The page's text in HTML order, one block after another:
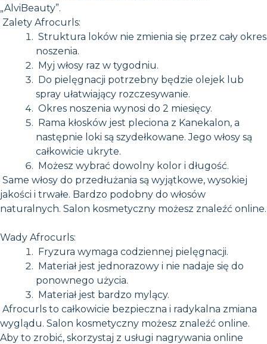
„AlviBeauty”.
Zalety Afrocurls:
Struktura loków nie zmienia się przez cały okres
noszenia.
Myj włosy raz w tygodniu.
Do pielęgnacji potrzebny będzie olejek lub
spray ułatwiający rozczesywanie.
Okres noszenia wynosi do 2 miesięcy.
Rama kłosków jest pleciona z Kanekalon, a
następnie loki są szydełkowane. Jego włosy są
całkowicie ukryte.
Możesz wybrać dowolny kolor i długość.
Same włosy do przedłużania są wyjątkowe, wysokiej
jakości i trwałe. Bardzo podobny do włosów
naturalnych. Salon kosmetyczny możesz znaleźć online.
Wady Afrocurls:
Fryzura wymaga codziennej pielęgnacji.
Materiał jest jednorazowy i nie nadaje się do
ponownego użycia.
Materiał jest bardzo mylący.
Afrocurls to całkowicie bezpieczna i radykalna zmiana
wyglądu. Salon kosmetyczny możesz znaleźć online.
Aby to zrobić, skorzystaj z usługi nagrywania online